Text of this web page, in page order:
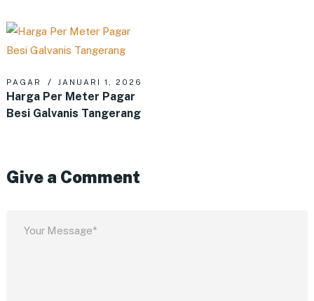
PAGAR JANUARI 1, 2026
Harga Per Meter Pagar
Besi Galvanis Tangerang
Give a Comment